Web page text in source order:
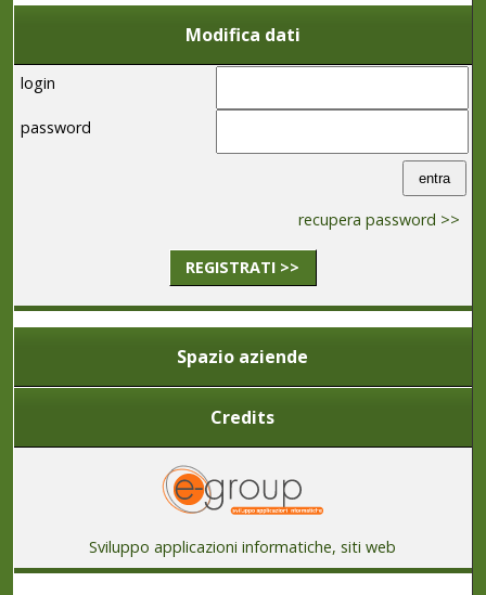
Modifica dati
login
password
recupera password >>
REGISTRATI >>
Spazio aziende
Credits
Sviluppo applicazioni informatiche, siti web